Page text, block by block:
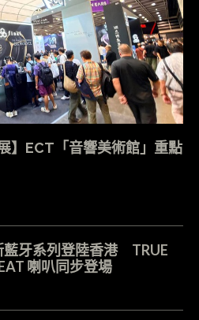
】ECT「音響美術館」重點
藍牙系列登陸香港 TRUE
喇叭同步登場